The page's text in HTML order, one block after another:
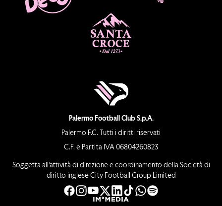
Palermo Football Club S.p.A.
Palermo F.C. Tutti i diritti riservati
C.F. e Partita IVA 06804260823
Soggetta all’attività di direzione e coordinamento della Società di
diritto inglese City Football Group Limited